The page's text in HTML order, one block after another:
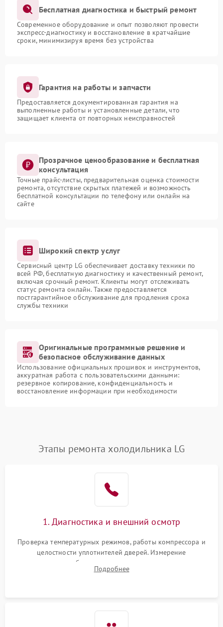
Бесплатная диагностика и быстрый ремонт
Современное оборудование и опыт позволяют провести
экспресс-диагностику и восстановление в кратчайшие
сроки, минимизируя время без устройства
Гарантия на работы и запчасти
Предоставляется документированная гарантия на
выполненные работы и установленные детали, что
защищает клиента от повторных неисправностей
Прозрачное ценообразование и бесплатная
консультация
Точные прайс-листы, предварительная оценка стоимости
ремонта, отсутствие скрытых платежей и возможность
бесплатной консультации по телефону или онлайн на
сайте
Широкий спектр услуг
Сервисный центр LG обеспечивает доставку техники по
всей РФ, бесплатную диагностику и качественный ремонт,
включая срочный ремонт. Клиенты могут отслеживать
статус ремонта онлайн. Также предоставляется
постгарантийное обслуживание для продления срока
службы техники
Оригинальные программные решение и
безопасное обслуживание данных
Использование официальных прошивок и инструментов,
аккуратная работа с пользовательскими данными:
резервное копирование, конфиденциальность и
восстановление информации при необходимости
Этапы ремонта холодильника LG
1. Диагностика и внешний осмотр
Проверка температурных режимов, работы компрессора и
целостности уплотнителей дверей. Измерение
сопротивления обмоток мотора, проверка термостата и
считывание кодов ошибок с электронного дисплея.
Подробнее